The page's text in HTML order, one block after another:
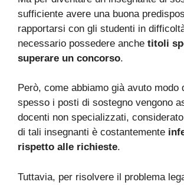
sufficiente avere una buona
rapportarsi con gli studenti in
necessario possedere anche titoli
superare un concorso.
Però, come abbiamo già avuto modo
spesso i posti di sostegno vengono
docenti non specializzati,
di tali insegnanti è costantemente
rispetto alle richieste.
Tuttavia, per risolvere il problema